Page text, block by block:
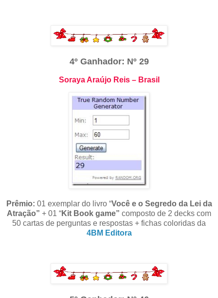
4º Ganhador: Nº 29
Soraya Araújo Reis – Brasil
Prêmio: 01 exemplar do livro “Você e o Segredo da Lei da
Atração” + 01 “Kit Book game” composto de 2 decks com
50 cartas de perguntas e respostas + fichas coloridas da
4BM Editora